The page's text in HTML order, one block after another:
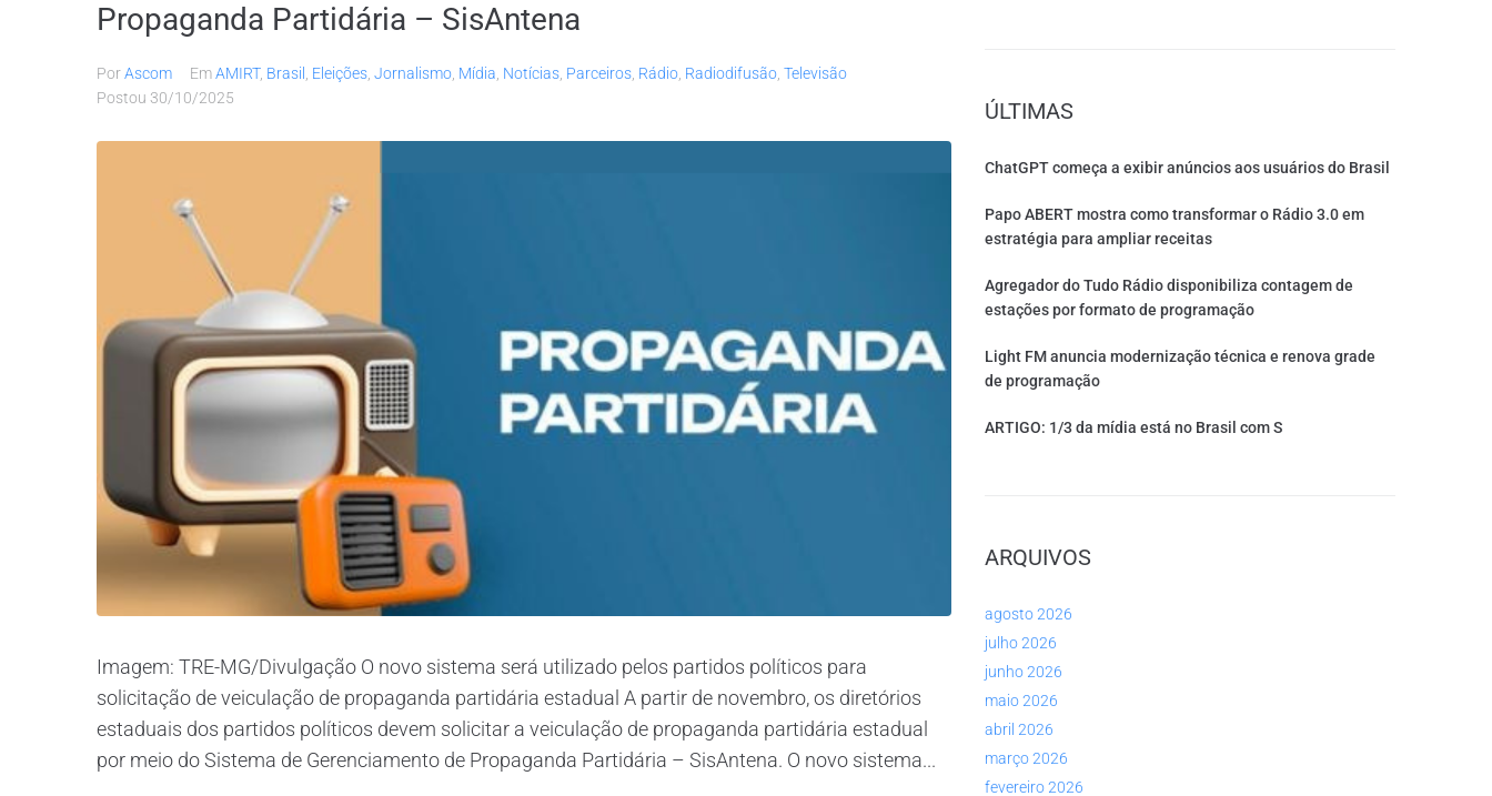
Propaganda Partidária – SisAntena
PorAscom EmAMIRT, Brasil Eleições Jornalismo Mídia Notícias Parceiros Rádio Radiodifusão Televisão
Postou 30/10/2025
Imagem: TRE-MG/Divulgação O novo sistema será utilizado pelos partidos políticos para
solicitação de veiculação de propaganda partidária estadual A partir de novembro, os diretórios
estaduais dos partidos políticos devem solicitar a veiculação de propaganda partidária estadual
por meio do Sistema de Gerenciamento de Propaganda Partidária – SisAntena. O novo sistema...
ÚLTIMAS
ChatGPT começa a exibir anúncios aos usuários do Brasil
Papo ABERT mostra como transformar o Rádio 3.0 em
estratégia para ampliar receitas
Agregador do Tudo Rádio disponibiliza contagem de
estações por formato de programação
Light FM anuncia modernização técnica e renova grade
de programação
ARTIGO: 1/3 da mídia está no Brasil com S
ARQUIVOS
agosto 2026
julho 2026
junho 2026
maio 2026
abril 2026
março 2026
fevereiro 2026